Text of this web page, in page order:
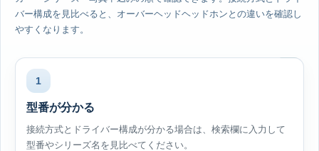
バー構成を見比べると、オーバーヘッドヘッドホンとの違いを確認し
やすくなります。
1
型番が分かる
接続方式とドライバー構成が分かる場合は、検索欄に入力して
型番やシリーズ名を見比べてください。